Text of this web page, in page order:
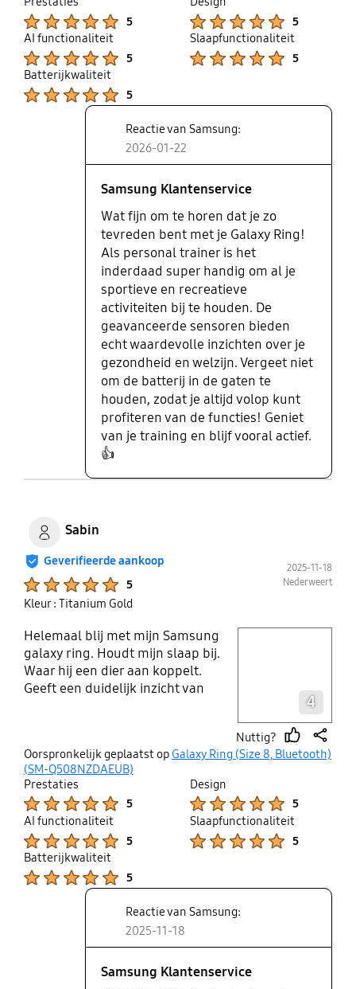
5
5
AI functionaliteit
5
Slaapfunctionaliteit
5
Batterijkwaliteit
5
Reactie van Samsung:
2026-01-22
Samsung Klantenservice
Wat fijn om te horen dat je zo
tevreden bent met je Galaxy Ring!
Als personal trainer is het
inderdaad super handig om al je
sportieve en recreatieve
activiteiten bij te houden. De
geavanceerde sensoren bieden
echt waardevolle inzichten over je
gezondheid en welzijn. Vergeet niet
om de batterij in de gaten te
houden, zodat je altijd volop kunt
profiteren van de functies! Geniet
van je training en blijf vooral actief.
👍
Sabin
Geverifieerde aankoop
5
2025-11-18
Nederweert
Kleur : Titanium Gold
Helemaal blij met mijn Samsung
galaxy ring. Houdt mijn slaap bij.
Waar hij een dier aan koppelt.
Geeft een duidelijk inzicht van
4
Nuttig?
thumbshare
Oorspronkelijk geplaatst op Galaxy Ring (Size 8, Bluetooth)
(SM-Q508NZDAEUB)
Prestaties
5
Design
5
AI functionaliteit
5
Slaapfunctionaliteit
5
Batterijkwaliteit
5
Reactie van Samsung:
2025-11-18
Samsung Klantenservice